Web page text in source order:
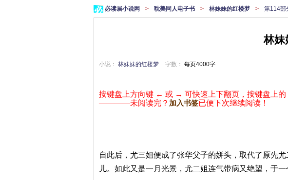
必读居小说网 > 耽美同人电子书 > 林妹妹的红楼梦 > 第114部
林妹
小说： 林妹妹的红楼梦 字数： 每页4000字
按键盘上方向键 ← 或 → 可快速上下翻页，按键盘上的
————未阅读完？ 加入书签已便下次继续阅读！
自此后，尤三姐便成了张华父子的姘头，取代了原先
儿。如此又是一月光景，尤二姐连气带病又绝望，于